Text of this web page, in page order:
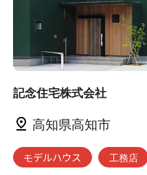
記念住宅株式会社
高知県高知市
モデルハウス 工務店